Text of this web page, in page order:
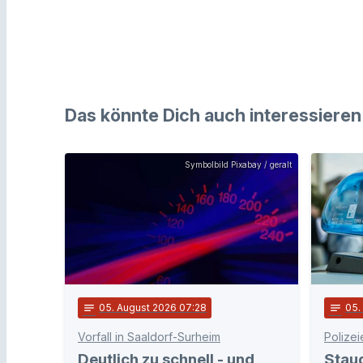
Das könnte Dich auch interessieren
Symbolbild Pixabay / geralt
notes 05. August 2026 07:28
Vorfall in Saaldorf-Surheim
notes 05